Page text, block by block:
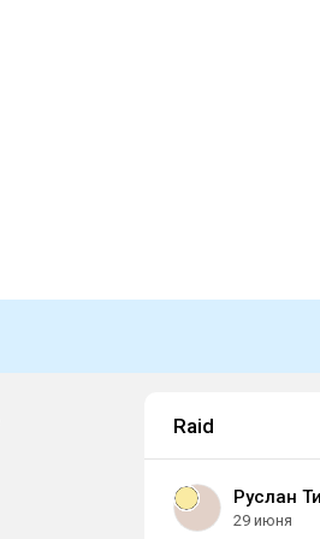
Raid
Руслан
29 июня